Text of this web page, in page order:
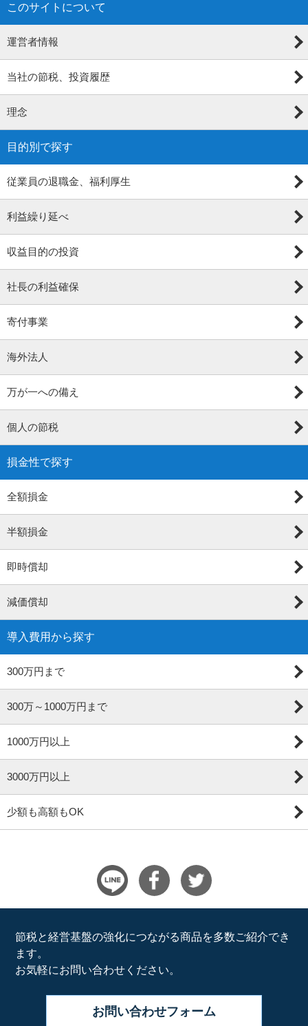
このサイトについて
運営者情報
当社の節税、投資履歴
理念
目的別で探す
従業員の退職金、福利厚生
利益繰り延べ
収益目的の投資
社長の利益確保
寄付事業
海外法人
万が一への備え
個人の節税
損金性で探す
全額損金
半額損金
即時償却
減価償却
導入費用から探す
300万円まで
300万～1000万円まで
1000万円以上
3000万円以上
少額も高額もOK
節税と経営基盤の強化につながる商品を多数ご紹介でき
ます。
お気軽にお問い合わせください。
お問い合わせフォーム